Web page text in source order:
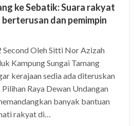
ke Sebatik: Suara rakyat
dan pemimpin
Second Oleh Sitti Nor Azizah
Kampung Sungai Tamang
kerajaan sedia ada diteruskan
Raya Dewan Undangan
banyak bantuan
rakyat di…